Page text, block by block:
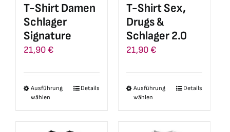
der
Produktseite
gewählt
der
Produktseite
gewählt
T-Shirt Damen
Schlager
Signature
21,90 €
Ausführung
wählen
DiesesDetails
T-Shirt Sex,
Drugs &
Schlager 2.0
21,90 €
Ausführung
wählen
DiesesDetails